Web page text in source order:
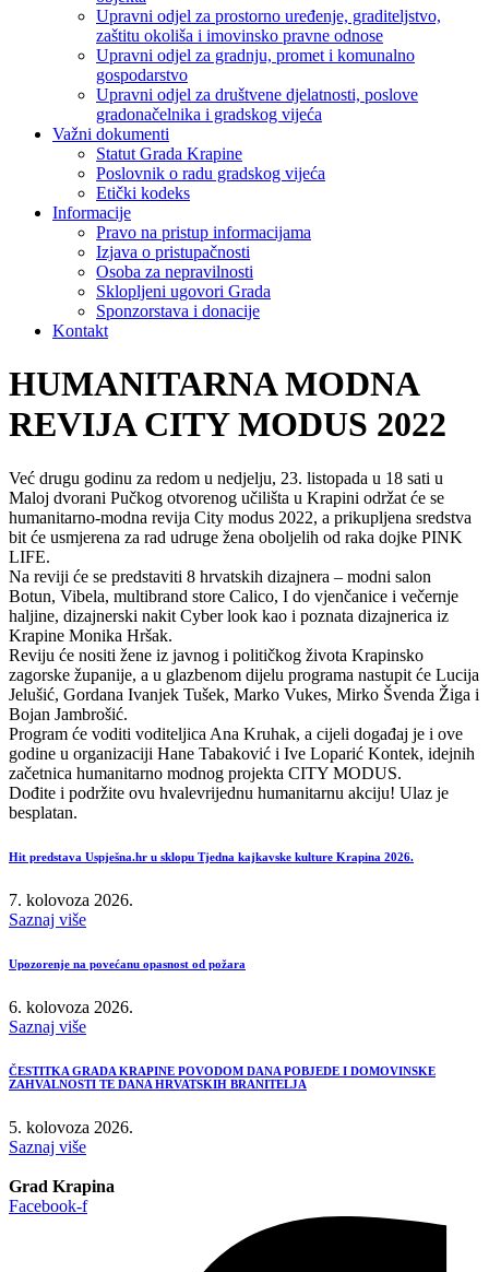
Upravni odjel za prostorno uređenje, graditeljstvo,
zaštitu okoliša i imovinsko pravne odnose
Upravni odjel za gradnju, promet i komunalno
gospodarstvo
Upravni odjel za društvene djelatnosti, poslove
gradonačelnika i gradskog vijeća
Važni dokumenti
Statut Grada Krapine
Poslovnik o radu gradskog vijeća
Etički kodeks
Informacije
Pravo na pristup informacijama
Izjava o pristupačnosti
Osoba za nepravilnosti
Sklopljeni ugovori Grada
Sponzorstava i donacije
Kontakt
HUMANITARNA MODNA
REVIJA CITY MODUS 2022
Već drugu godinu za redom u nedjelju, 23. listopada u 18 sati u
Maloj dvorani Pučkog otvorenog učilišta u Krapini održat će se
humanitarno-modna revija City modus 2022, a prikupljena sredstva
bit će usmjerena za rad udruge žena oboljelih od raka dojke PINK
LIFE.
Na reviji će se predstaviti 8 hrvatskih dizajnera – modni salon
Botun, Vibela, multibrand store Calico, I do vjenčanice i večernje
haljine, dizajnerski nakit Cyber look kao i poznata dizajnerica iz
Krapine Monika Hršak.
Reviju će nositi žene iz javnog i političkog života Krapinsko
zagorske županije, a u glazbenom dijelu programa nastupit će Lucija
Jelušić, Gordana Ivanjek Tušek, Marko Vukes, Mirko Švenda Žiga i
Bojan Jambrošić.
Program će voditi voditeljica Ana Kruhak, a cijeli događaj je i ove
godine u organizaciji Hane Tabaković i Ive Loparić Kontek, idejnih
začetnica humanitarno modnog projekta CITY MODUS.
Dođite i podržite ovu hvalevrijednu humanitarnu akciju! Ulaz je
besplatan.
Hit predstava Uspješna.hr u sklopu Tjedna kajkavske kulture Krapina 2026.
7. kolovoza 2026.
Saznaj više
Upozorenje na povećanu opasnost od požara
6. kolovoza 2026.
Saznaj više
ČESTITKA GRADA KRAPINE POVODOM DANA POBJEDE I DOMOVINSKE
ZAHVALNOSTI TE DANA HRVATSKIH BRANITELJA
5. kolovoza 2026.
Saznaj više
Grad Krapina
Facebook-f